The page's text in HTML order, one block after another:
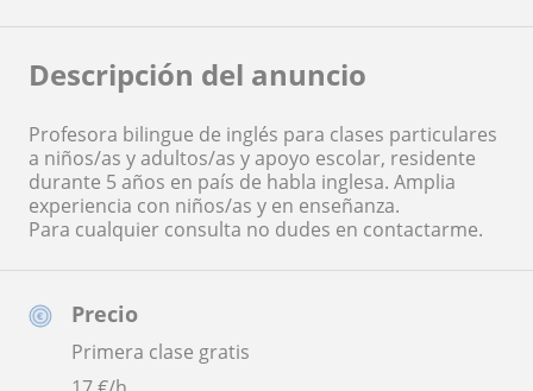
Precio
Primera clase gratis
Descripción del anuncio
Profesora bilingue de inglés para clases particulares
a niños/as y adultos/as y apoyo escolar, residente
durante 5 años en país de habla inglesa. Amplia
experiencia con niños/as y en enseñanza.
Para cualquier consulta no dudes en contactarme.